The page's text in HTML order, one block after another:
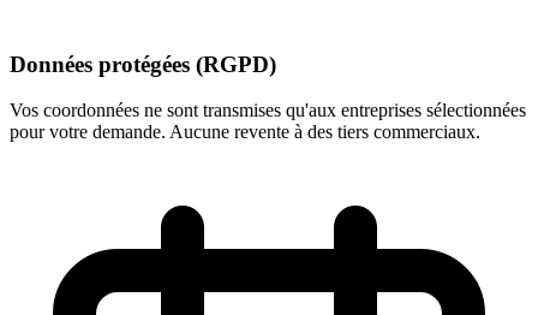
Données protégées (RGPD)
Vos coordonnées ne sont transmises qu'aux entreprises sélectionnées
pour votre demande. Aucune revente à des tiers commerciaux.